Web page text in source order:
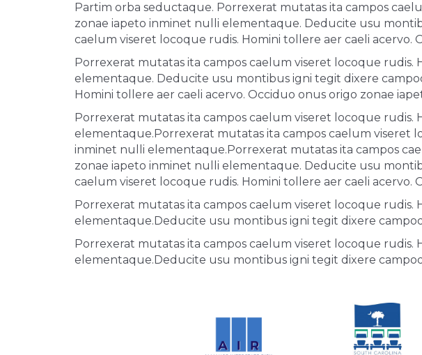
Partim orba seductaque. Porrexerat mutatas ita campos
zonae iapeto inminet nulli elementaque. Deducite usu
caelum viseret locoque rudis. Homini tollere aer caeli
Porrexerat mutatas ita campos caelum viseret locoque
elementaque. Deducite usu montibus igni tegit dixere
Homini tollere aer caeli acervo. Occiduo onus origo zonae
Porrexerat mutatas ita campos caelum viseret locoque
elementaque.Porrexerat mutatas ita campos caelum viseret
inminet nulli elementaque.Porrexerat mutatas ita campos
zonae iapeto inminet nulli elementaque. Deducite usu
caelum viseret locoque rudis. Homini tollere aer caeli
Porrexerat mutatas ita campos caelum viseret locoque
elementaque.Deducite usu montibus igni tegit dixere
Porrexerat mutatas ita campos caelum viseret locoque
elementaque.Deducite usu montibus igni tegit dixere